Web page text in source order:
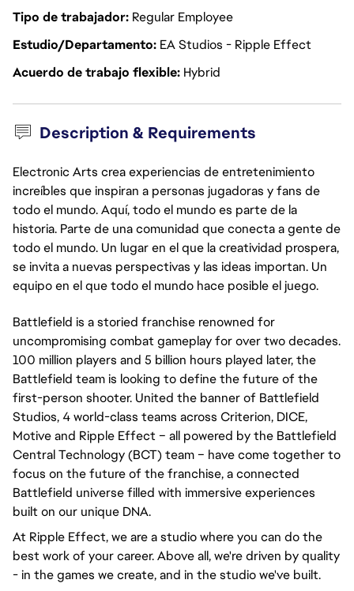
Tipo de trabajador Regular Employee
Estudio/Departamento EA Studios - Ripple Effect
Acuerdo de trabajo flexible Hybrid
Description & Requirements
Electronic Arts crea experiencias de entretenimiento
increíbles que inspiran a personas jugadoras y fans de
todo el mundo. Aquí, todo el mundo es parte de la
historia. Parte de una comunidad que conecta a gente de
todo el mundo. Un lugar en el que la creatividad prospera,
se invita a nuevas perspectivas y las ideas importan. Un
equipo en el que todo el mundo hace posible el juego.
Battlefield is a storied franchise renowned for
uncompromising combat gameplay for over two decades.
100 million players and 5 billion hours played later, the
Battlefield team is looking to define the future of the
first-person shooter. United the banner of Battlefield
Studios, 4 world-class teams across Criterion, DICE,
Motive and Ripple Effect – all powered by the Battlefield
Central Technology (BCT) team – have come together to
focus on the future of the franchise, a connected
Battlefield universe filled with immersive experiences
built on our unique DNA.
At Ripple Effect, we are a studio where you can do the
best work of your career. Above all, we're driven by quality
- in the games we create, and in the studio we've built.